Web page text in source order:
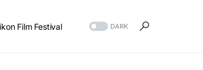
Film Festival DARK